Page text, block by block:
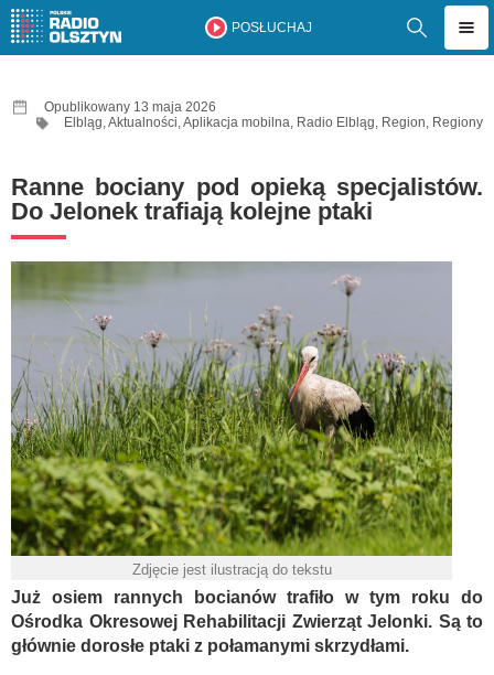
POSŁUCHAJ
Opublikowany 13 maja 2026
Elbląg,Aktualności,Aplikacja mobilna, Radio Elbląg, Region, Regiony
Ranne bociany pod opieką specjalistów.
Do Jelonek trafiają kolejne ptaki
Zdjęcie jest ilustracją do tekstu
Już osiem rannych bocianów trafiło w tym roku do
Ośrodka Okresowej Rehabilitacji Zwierząt Jelonki. Są to
głównie dorosłe ptaki z połamanymi skrzydłami.